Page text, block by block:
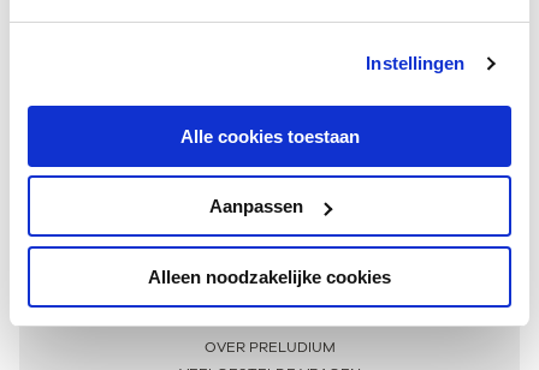
Instellingen
Alle cookies toestaan
Aanpassen
Alleen noodzakelijke cookies
Meer informatie
OVER PRELUDIUM